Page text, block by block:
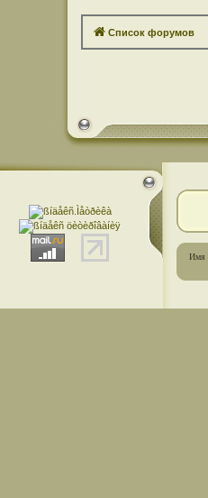
Список форумов
Имя